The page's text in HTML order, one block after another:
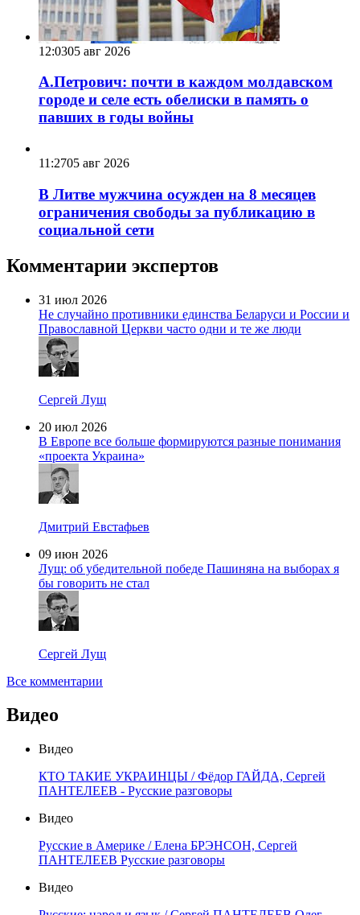
12:0305 авг 2026
А.Петрович: почти в каждом молдавском
городе и селе есть обелиски в память о
павших в годы войны
11:2705 авг 2026
В Литве мужчина осужден на 8 месяцев
ограничения свободы за публикацию в
социальной сети
Комментарии экспертов
31 июл 2026
Не случайно противники единства Беларуси и России и
Православной Церкви часто одни и те же люди
Сергей Лущ
20 июл 2026
В Европе все больше формируются разные понимания
«проекта Украина»
Дмитрий Евстафьев
09 июн 2026
Лущ: об убедительной победе Пашиняна на выборах я
бы говорить не стал
Сергей Лущ
Все комментарии
Видео
Видео
КТО ТАКИЕ УКРАИНЦЫ / Фёдор ГАЙДА, Сергей
ПАНТЕЛЕЕВ - Русские разговоры
Видео
Русские в Америке / Елена БРЭНСОН, Сергей
ПАНТЕЛЕЕВ Русские разговоры
Видео